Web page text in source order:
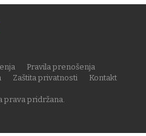
prava pridržana.
Pravila prenošenja
Zaštita privatnosti
Kontakt